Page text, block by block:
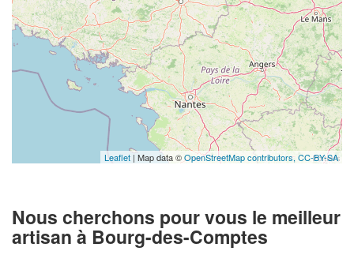
Leaflet | Map data ©OpenStreetMap contributors, CC-BY-SA
Nous cherchons pour vous le meilleur
artisan à Bourg-des-Comptes